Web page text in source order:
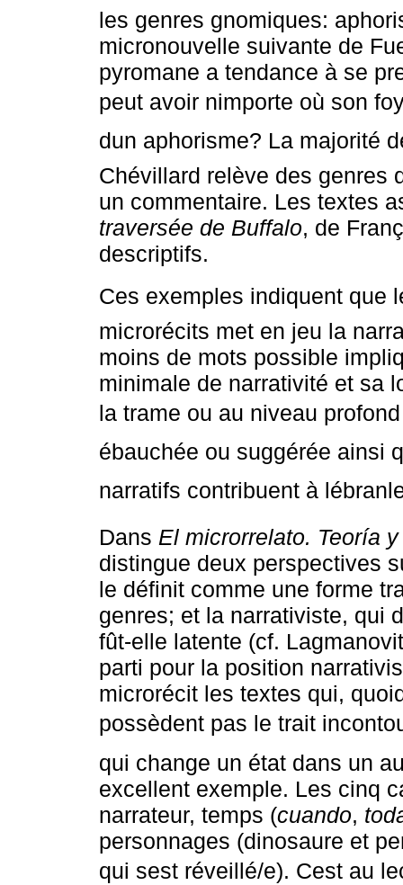
les genres gnomiques:
micronouvelle suivante de
pyromane a tendance à se
peut avoir nimporte où son
dun aphorisme? La
Chévillard relève des genres
un commentaire. Les textes
traversée de Buffalo, de
descriptifs.
Ces exemples indiquent que
microrécits met en jeu la
moins de mots possible
minimale de narrativité et sa
la trame ou au niveau
ébauchée ou suggérée ainsi
narratifs contribuent à
Dans El microrrelato. Teoría
distingue deux perspectives
le définit comme une forme
genres; et la narrativiste, qui
fût-elle latente (cf.
parti pour la position
microrécit les textes qui,
possèdent pas le trait
qui change un état dans un
excellent exemple. Les cinq
narrateur, temps (cuando,
personnages (dinosaure et
qui sest réveillé/e). Cest au